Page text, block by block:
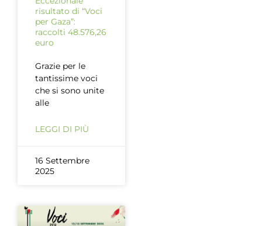
risultato di “Voci
per Gaza”:
raccolti 48.576,26
euro
Grazie per le
tantissime voci
che si sono unite
alle
LEGGI DI PIÙ
16 Settembre
2025